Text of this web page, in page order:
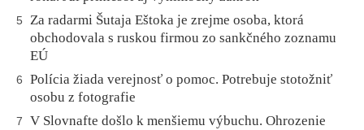
5
Za radarmi Šutaja Eštoka je zrejme osoba, ktorá
obchodovala s ruskou firmou zo sankčného zoznamu
EÚ
6
Polícia žiada verejnosť o pomoc. Potrebuje stotožniť
osobu z fotografie
7
V Slovnafte došlo k menšiemu výbuchu. Ohrozenie